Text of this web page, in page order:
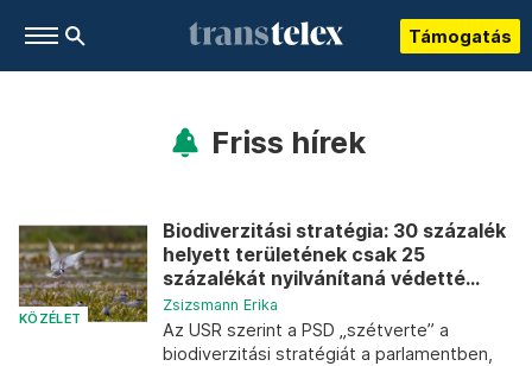
Támogatás
Friss hírek
KÖZÉLET
Biodiverzitási stratégia: 30 százalék
helyett területének csak 25
százalékát nyilvánítaná védetté...
Zsizsmann Erika
Az USR szerint a PSD „szétverte” a
biodiverzitási stratégiát a parlamentben,